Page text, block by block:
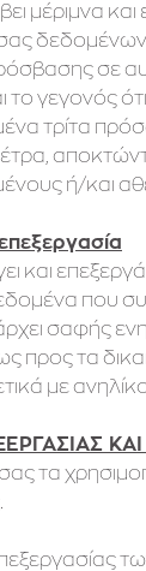
μέριμνα
δεδομένων
σε
το γεγονός
τρίτα
ή/και
και
που
σαφής
προς τα
με
τα